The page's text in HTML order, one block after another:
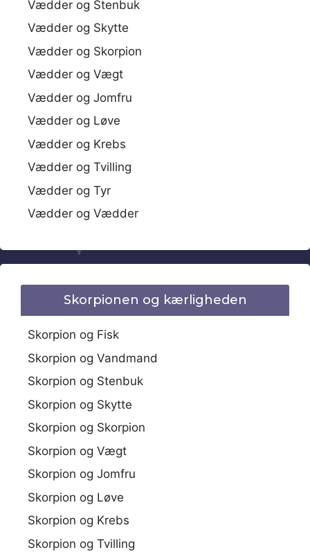
Vædder og Stenbuk
Vædder og Skytte
Vædder og Skorpion
Vædder og Vægt
Vædder og Jomfru
Vædder og Løve
Vædder og Krebs
Vædder og Tvilling
Vædder og Tyr
Vædder og Vædder
Skorpionen og kærligheden
Skorpion og Fisk
Skorpion og Vandmand
Skorpion og Stenbuk
Skorpion og Skytte
Skorpion og Skorpion
Skorpion og Vægt
Skorpion og Jomfru
Skorpion og Løve
Skorpion og Krebs
Skorpion og Tvilling